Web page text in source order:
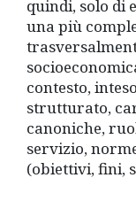
quindi, solo di
una più
contesto,
strutturato,
canoniche,
servizio,
(obiettivi, fini,